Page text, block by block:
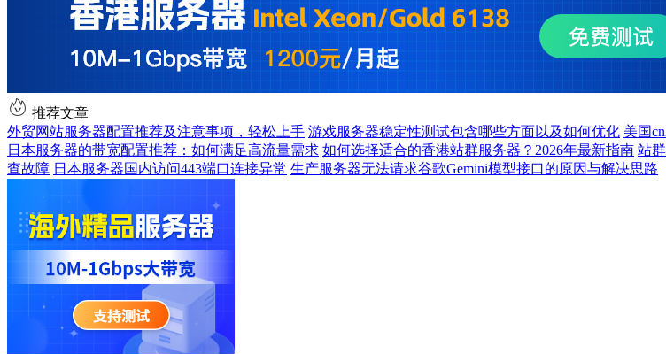
推荐文章
外贸网站服务器配置推荐及注意事项，轻松上手 游戏服务器稳定性测试包含哪些方面以及如何优化 美国
日本服务器的带宽配置推荐：如何满足高流量需求 如何选择适合的香港站群服务器？2026年最新指南 站
查故障 日本服务器国内访问443端口连接异常 生产服务器无法请求谷歌Gemini模型接口的原因与解决思路